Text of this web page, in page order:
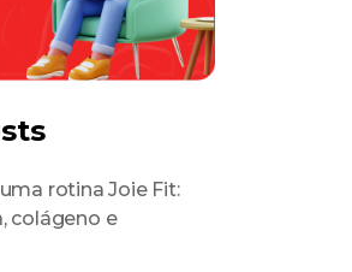
rotina Joie Fit:
colágeno e